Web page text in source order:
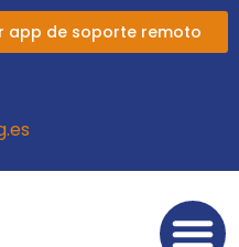
app de soporte remoto